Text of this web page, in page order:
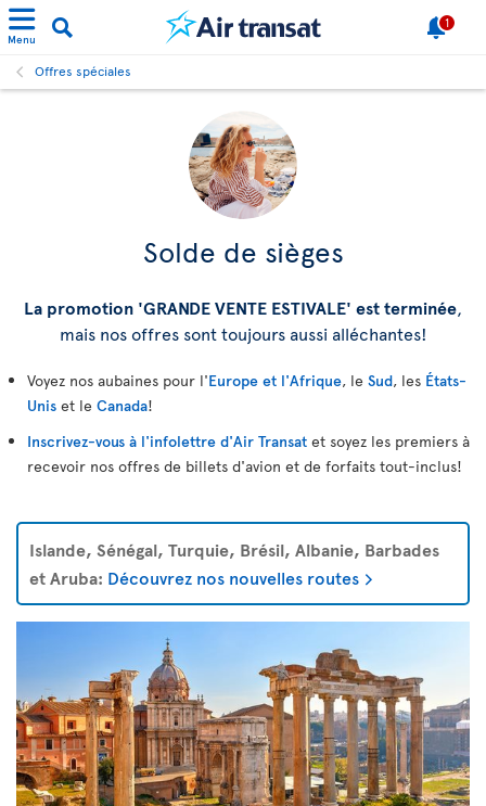
Menu
1
Offres spéciales
Solde de sièges
La promotion 'GRANDE VENTE ESTIVALE' est terminée,
mais nos offres sont toujours aussi alléchantes!
Voyez nos aubaines pour l'Europe et l'Afrique, le Sud, les États-
Unis et le Canada!
Inscrivez-vous à l'infolettre d'Air Transat et soyez les premiers à
recevoir nos offres de billets d'avion et de forfaits tout-inclus!
Islande, Sénégal, Turquie, Brésil, Albanie, Barbades
et Aruba: Découvrez nos nouvelles routes